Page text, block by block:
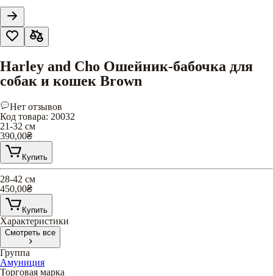
Harley and Cho Ошейник-бабочка для
собак и кошек Brown
Нет отзывов
Код товара: 20032
21-32 см
390,00₴
Купить
28-42 см
450,00₴
Купить
Характеристики
Смотреть все
Группа
Амуниция
Торговая марка